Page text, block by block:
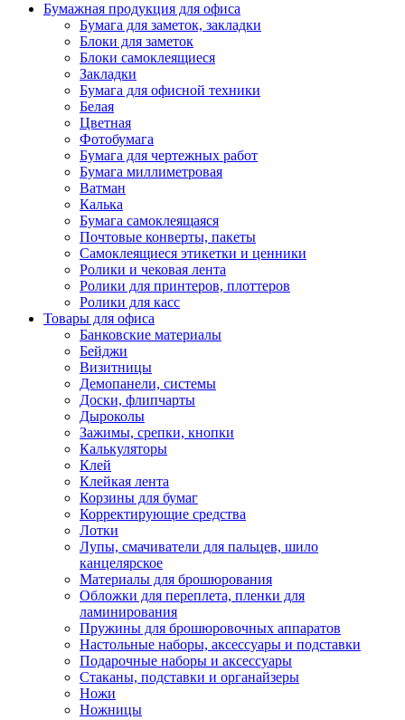
Бумажная продукция для офиса
Бумага для заметок, закладки
Блоки для заметок
Блоки самоклеящиеся
Закладки
Бумага для офисной техники
Белая
Цветная
Фотобумага
Бумага для чертежных работ
Бумага миллиметровая
Ватман
Калька
Бумага самоклеящаяся
Почтовые конверты, пакеты
Самоклеящиеся этикетки и ценники
Ролики и чековая лента
Ролики для принтеров, плоттеров
Ролики для касс
Товары для офиса
Банковские материалы
Бейджи
Визитницы
Демопанели, системы
Доски, флипчарты
Дыроколы
Зажимы, срепки, кнопки
Калькуляторы
Клей
Клейкая лента
Корзины для бумаг
Корректирующие средства
Лотки
Лупы, смачиватели для пальцев, шило
канцелярское
Материалы для брошюрования
Обложки для переплета, пленки для
ламинирования
Пружины для брошюровочных аппаратов
Настольные наборы, аксессуары и подставки
Подарочные наборы и аксессуары
Стаканы, подставки и органайзеры
Ножи
Ножницы